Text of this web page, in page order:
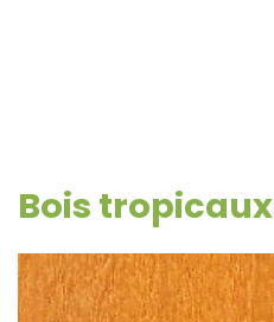
Bois tropicaux